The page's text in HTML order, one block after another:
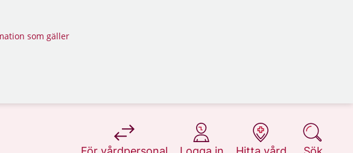
som gäller
på 1177.se
på 1177.se
på 1177.se
på 1177.se